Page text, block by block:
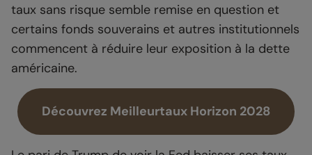
taux sans risque semble remise en question et
certains fonds souverains et autres institutionnels
commencent à réduire leur exposition à la dette
américaine.
Découvrez Meilleurtaux Horizon 2028